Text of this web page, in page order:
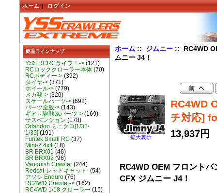
ホーム | ログイン
商品ラインナップ
YSS RCRCライフ！->(121)
RCロッククローラー本体(70)
RCボディー->(392)
タイヤ->(371)
ホイール->(779)
メカ類->(320)
スケールパーツ->(692)
パーツ全般->(143)
ギア～駆動系パーツ->(169)
サスペンション (178)
Orlandoo ミニクロ[1/32-
1/35] (191)
Furitek Small RC (37)
Mini-Z 4x4(18)
BR BRX01 (46)
BR BRX02 (96)
Vanquish Crawler(244)
Redcat-レッドキャット-(54)
アソシ Enduro(76)
RC4WD Crawler->(162)
RC4WD 1/18 クローラー (15)
ホーム :: ジムニー :: RC4WD
ムニー J4！
拡大表示
RC4WD
チ対応]
13,937円
RC4WD OEM フロント
CFX ジムニー J4！